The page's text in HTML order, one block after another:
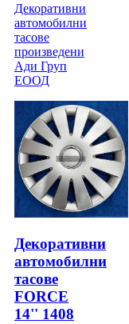
Декоративни
автомобилни
тасове
произведени
Ади Груп
ЕООД
Декоративни
автомобилни
тасове
FORCE
14'' 1408